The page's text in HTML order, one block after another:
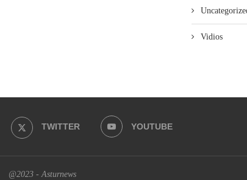
Vidios
TWITTER YOUTUBE
@2023 - Asturnews